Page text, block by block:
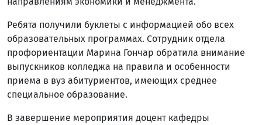
Ребята получили буклеты с информацией обо всех
образовательных программах. Сотрудник отдела
профориентации Марина Гончар обратила внимание
выпускников колледжа на правила и особенности
приема в вуз абитуриентов, имеющих среднее
специальное образование.
В завершение мероприятия доцент кафедры